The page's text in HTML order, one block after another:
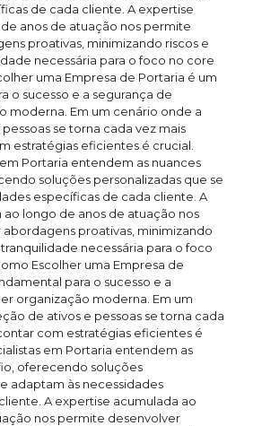
de cada cliente. A expertise
anos de atuação nos permite
proativas, minimizando riscos e
necessária para o foco no core
uma Empresa de Portaria é um
o sucesso e a segurança de
moderna. Em um cenário onde a
se torna cada vez mais
estratégias eficientes é crucial.
Portaria entendem as nuances
soluções personalizadas que se
específicas de cada cliente. A
longo de anos de atuação nos
proativas, minimizando
necessária para o foco
Escolher uma Empresa de
para o sucesso e a
organização moderna. Em um
de ativos e pessoas se torna cada
com estratégias eficientes é
em Portaria entendem as
oferecendo soluções
adaptam às necessidades
A expertise acumulada ao
nos permite desenvolver